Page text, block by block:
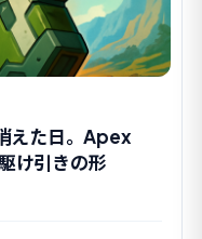
えた日。Apex
け引きの形